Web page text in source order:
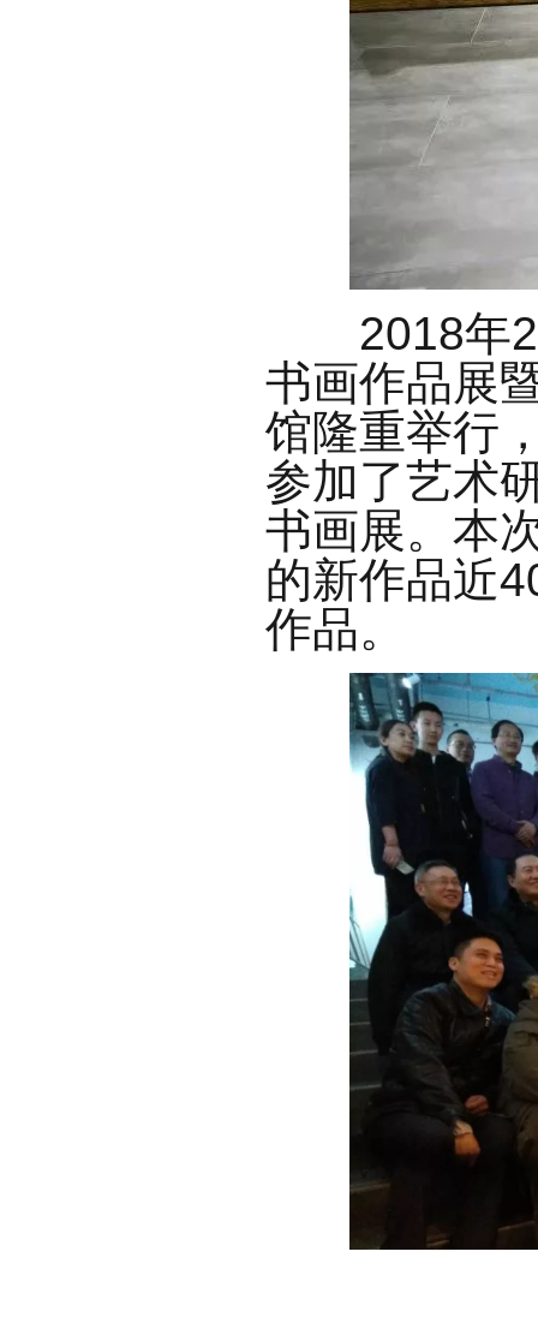
2018年2
书画作品展
馆隆重举行
参加了艺术
书画展。本
的新作品近
作品。